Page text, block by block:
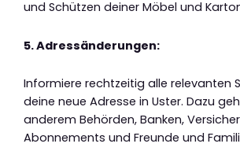
und Schützen deiner Möbel und
5. Adressänderungen:
Informiere rechtzeitig alle relevanten
deine neue Adresse in Uster. Dazu
anderem Behörden, Banken,
Abonnements und Freunde und